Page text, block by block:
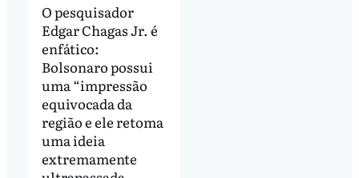
O pesquisador
Edgar Chagas Jr. é
enfático:
Bolsonaro possui
uma “impressão
equivocada da
região e ele retoma
uma ideia
extremamente